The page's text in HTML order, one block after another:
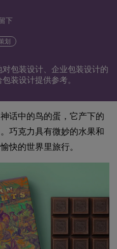
下
划
包装设计、企业包装设计的
装设计提供参考。
话中的鸟的蛋，它产下的
巧克力具有微妙的水果和
快的世界里旅行。